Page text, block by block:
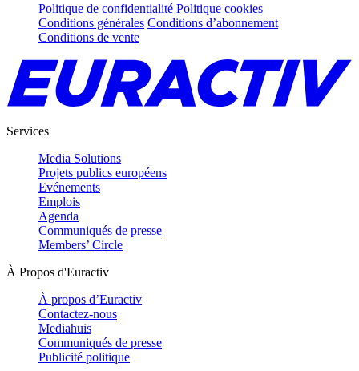
Politique de confidentialité Politique cookies
Conditions générales Conditions d’abonnement
Conditions de vente
Services
Media Solutions
Projets publics européens
Evénements
Emplois
Agenda
Communiqués de presse
Members’ Circle
À Propos d'Euractiv
À propos d’Euractiv
Contactez-nous
Mediahuis
Communiqués de presse
Publicité politique